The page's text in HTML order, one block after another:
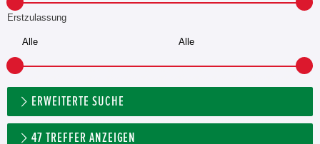
Erstzulassung
ERWEITERTE SUCHE
47 TREFFER ANZEIGEN